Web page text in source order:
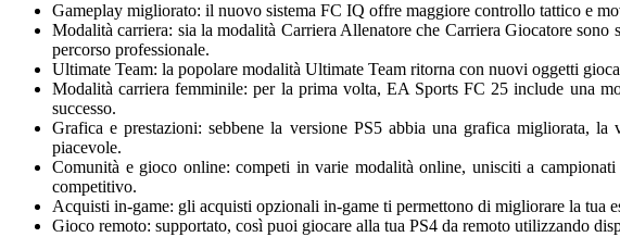
Gameplay migliorato: il nuovo sistema FC IQ offre maggiore controllo tattico e
Modalità carriera: sia la modalità Carriera Allenatore che Carriera Giocatore
percorso professionale.
Ultimate Team: la popolare modalità Ultimate Team ritorna con nuovi oggetti
Modalità carriera femminile: per la prima volta, EA Sports FC 25 include una
successo.
Grafica e prestazioni: sebbene la versione PS5 abbia una grafica migliorata,
piacevole.
Comunità e gioco online: competi in varie modalità online, unisciti a
competitivo.
Acquisti in-game: gli acquisti opzionali in-game ti permettono di migliorare la tua
Gioco remoto: supportato, così puoi giocare alla tua PS4 da remoto utilizzando